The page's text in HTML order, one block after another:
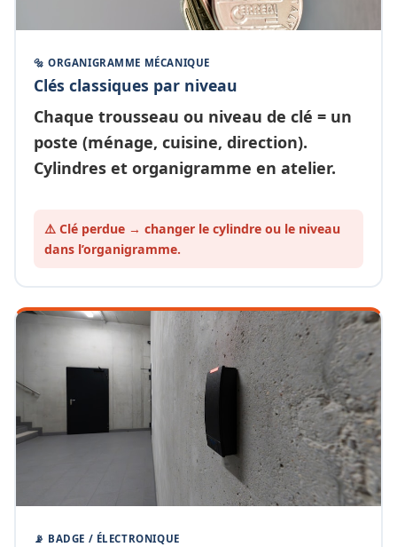
🔩 ORGANIGRAMME MÉCANIQUE
Clés classiques par niveau
Chaque trousseau ou niveau de clé = un
poste (ménage, cuisine, direction).
Cylindres et organigramme en atelier.
⚠️ Clé perdue → changer le cylindre ou le niveau
dans l’organigramme.
📡 BADGE / ÉLECTRONIQUE